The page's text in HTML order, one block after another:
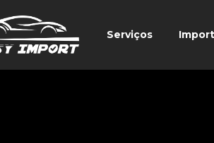
Serviços